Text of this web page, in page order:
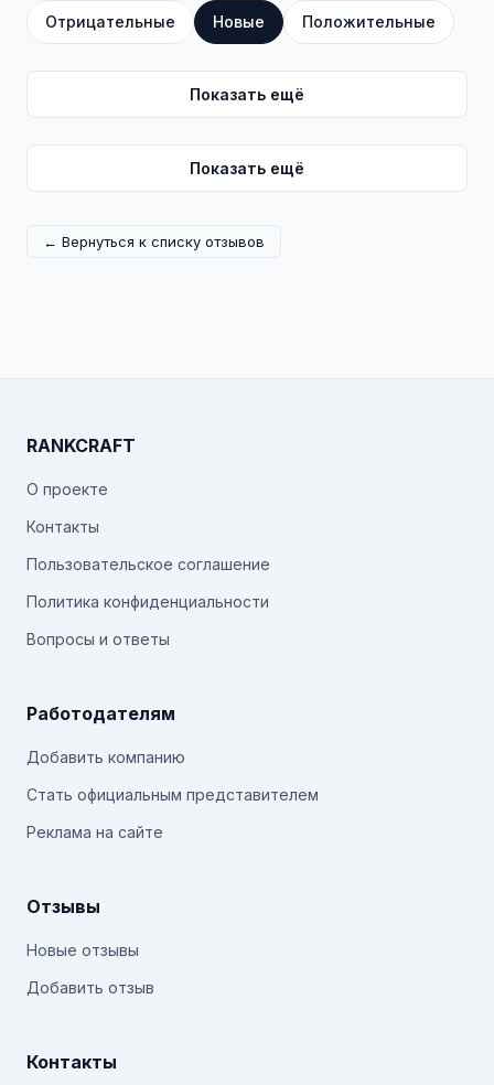
Отрицательные Новые Положительные
Показать ещё
Показать ещё
← Вернуться к списку отзывов
RANKCRAFT
О проекте
Контакты
Пользовательское соглашение
Политика конфиденциальности
Вопросы и ответы
Работодателям
Добавить компанию
Стать официальным представителем
Реклама на сайте
Отзывы
Новые отзывы
Добавить отзыв
Контакты